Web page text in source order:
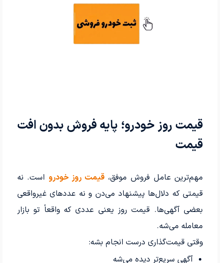
قیمت روز خودرو؛ پایه فروش بدون افت
قیمت
مهم‌ترین عامل فروش موفق،قیمت روز خودرو است. نه
قیمتی که دلال‌ها پیشنهاد می‌دن و نه عددهای غیرواقعی
بعضی آگهی‌ها. قیمت روز یعنی عددی که واقعاً تو بازار
معامله می‌شه.
وقتی قیمت‌گذاری درست انجام بشه:
آگهی سریع‌تر دیده می‌شه